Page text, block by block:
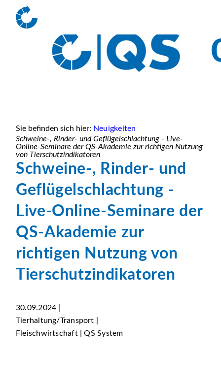
Sie befinden sich hier: Neuigkeiten
Schweine-, Rinder- und Geflügelschlachtung - Live-
Online-Seminare der QS-Akademie zur richtigen Nutzung
von Tierschutzindikatoren
Schweine-, Rinder- und
Geflügelschlachtung -
Live-Online-Seminare der
QS-Akademie zur
richtigen Nutzung von
Tierschutzindikatoren
30.09.2024 |
Tierhaltung/Transport |
Fleischwirtschaft | QS System